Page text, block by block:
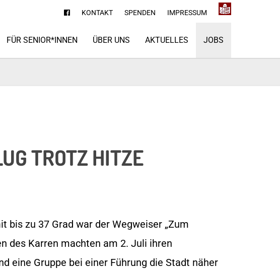
KONTAKT SPENDEN IMPRESSUM
FÜR SENIOR*INNEN ÜBER UNS AKTUELLES JOBS
TROTZ HITZE
bis zu 37 Grad war der Wegweiser „Zum
des Karren machten am 2. Juli ihren
eine Gruppe bei einer Führung die Stadt näher